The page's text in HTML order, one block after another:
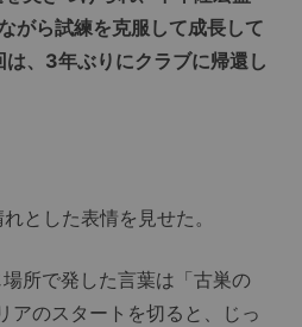
がら試練を克服して成長して
、3年ぶりにクラブに帰還し
とした表情を見せた。
所で発した言葉は「古巣の
アのスタートを切ると、じっ